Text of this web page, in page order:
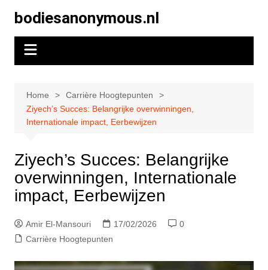
content
bodiesanonymous.nl
Home
Carrière Hoogtepunten
Ziyech’s Succes: Belangrijke overwinningen,
Internationale impact, Eerbewijzen
Ziyech’s Succes: Belangrijke
overwinningen, Internationale
impact, Eerbewijzen
Amir El-Mansouri 17/02/2026
0
Carrière Hoogtepunten